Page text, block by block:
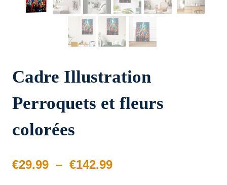
Cadre Illustration
Perroquets et fleurs
colorées
€29.99 – €142.99Plage